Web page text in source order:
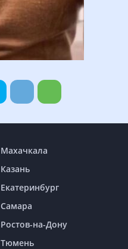
Махачкала
Казань
Екатеринбург
Самара
Ростов-на-Дону
Тюмень